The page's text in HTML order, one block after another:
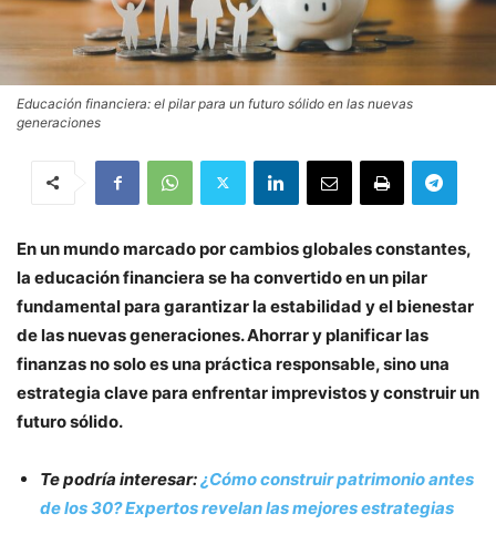
Educación financiera: el pilar para un futuro sólido en las nuevas
generaciones
En un mundo marcado por cambios globales constantes,
la educación financiera se ha convertido en un pilar
fundamental para garantizar la estabilidad y el bienestar
de las nuevas generaciones. Ahorrar y planificar las
finanzas no solo es una práctica responsable, sino una
estrategia clave para enfrentar imprevistos y construir un
futuro sólido.
Te podría interesar:¿Cómo construir patrimonio antes
de los 30? Expertos revelan las mejores estrategias